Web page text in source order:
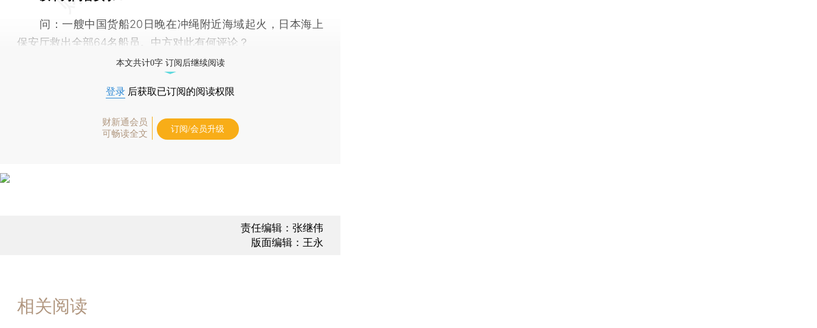
问：一艘中国货船20日晚在冲绳附近海域起火，日本海上
保安厅救出全部64名船员。中方对此有何评论？
本文共计0字 订阅后继续阅读
登录 后获取已订阅的阅读权限
财新通会员
可畅读全文
订阅/会员升级
责任编辑：张继伟
版面编辑：王永
相关阅读